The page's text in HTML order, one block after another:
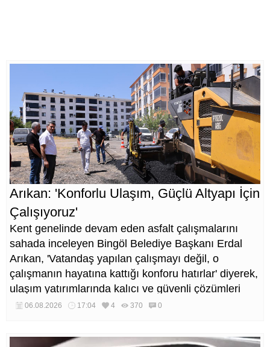
Arıkan: 'Konforlu Ulaşım, Güçlü Altyapı İçin
Çalışıyoruz'
Kent genelinde devam eden asfalt çalışmalarını
sahada inceleyen Bingöl Belediye Başkanı Erdal
Arıkan, 'Vatandaş yapılan çalışmayı değil, o
çalışmanın hayatına kattığı konforu hatırlar' diyerek,
ulaşım yatırımlarında kalıcı ve güvenli çözümleri
öncelediklerini söyledi. Arıkan, bu sezon yaklaşık 40
06.08.2026 17:04 4 370 0